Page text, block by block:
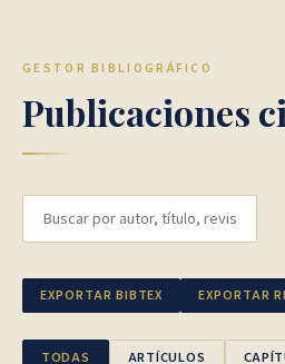
GESTOR BIBLIOGRÁFICO
Publicaciones
Buscar publicaciones por autor,
EXPORTAR BIBTEX EXPORTAR
TODAS ARTÍCULOS